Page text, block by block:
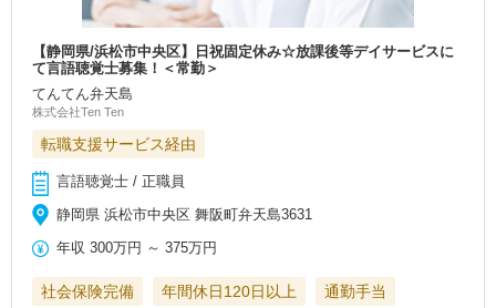
【静岡県/浜松市中央区】日祝固定休み☆放課後等デイサービスに
て言語聴覚士募集！＜常勤＞
てんてん弁天島
株式会社Ten Ten
転職支援サービス経由
言語聴覚士 / 正職員
静岡県 浜松市中央区 舞阪町弁天島3631
年収 300万円 ～375万円
社会保険完備 年間休日120日以上
通勤手当